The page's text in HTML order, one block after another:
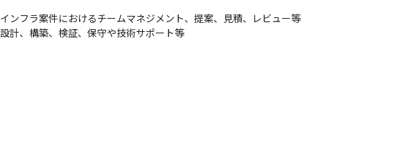
ンフラ案件におけるチームマネジメント、提案、見積、レビュー等
計、構築、検証、保守や技術サポート等